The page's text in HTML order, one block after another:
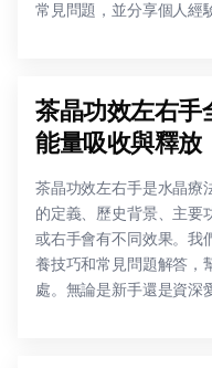
常見問題，並分享個人經
茶晶功效左右手
能量吸收與釋放
茶晶功效左右手是水晶療
的定義、歷史背景、主要
或右手會有不同效果。我
養技巧和常見問題解答，
處。無論是新手還是資深